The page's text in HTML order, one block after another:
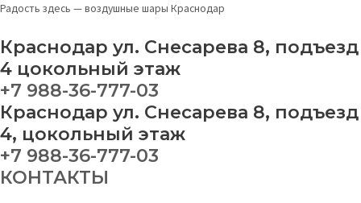
Перейти
содержимому
Радость здесь — воздушные шары Краснодар
Краснодар ул. Снесарева 8, подъезд
4 цокольный этаж
+7 988-36-777-03
Краснодар ул. Снесарева 8, подъезд
4, цокольный этаж
+7 988-36-777-03
КОНТАКТЫ
МенюФотозона
50
quantity